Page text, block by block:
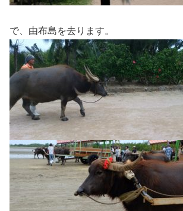
で、由布島を去ります。